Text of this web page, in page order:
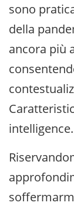
sono
della
ancora più
intelligence.